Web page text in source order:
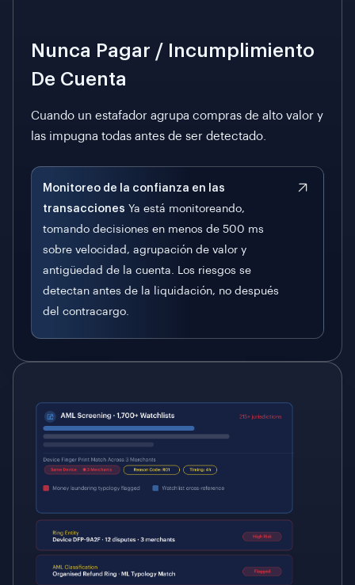
Nunca Pagar / Incumplimiento
De Cuenta
Cuando un estafador agrupa compras de alto valor y
las impugna todas antes de ser detectado.
Monitoreo de la confianza en las
transacciones Ya está monitoreando,
tomando decisiones en menos de 500 ms
sobre velocidad, agrupación de valor y
antigüedad de la cuenta. Los riesgos se
detectan antes de la liquidación, no después
del contracargo.